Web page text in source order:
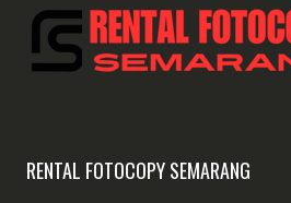
RENTAL FOTOCOPY SEMARANG